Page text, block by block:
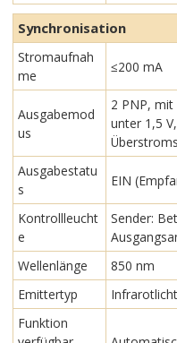
Synchronisation
Stromaufnah
me
≤200 mA
Ausgabemod
us
2 PNP,
unter 1,5
Ausgabestatu
s
EIN
Kontrollleucht
e
Sender:
Wellenlänge
850 nm
Emittertyp
Funktion